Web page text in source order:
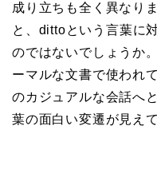
成り立ちも全く異なり
と、dittoという言葉に
のではないでしょうか
ーマルな文書で使われ
のカジュアルな会話へ
葉の面白い変遷が見え